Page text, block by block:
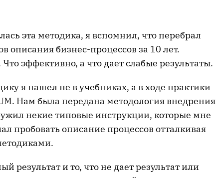
эта методика, я вспомнил, что перебрал
описания бизнес-процессов за 10 лет.
Что эффективно, а что дает слабые результаты.
я нашел не в учебниках, а в ходе практики
Нам была передана методология внедрения
некие типовые инструкции, которые мне
пробовать описание процессов отталкивая
результат и то, что не дает результат или